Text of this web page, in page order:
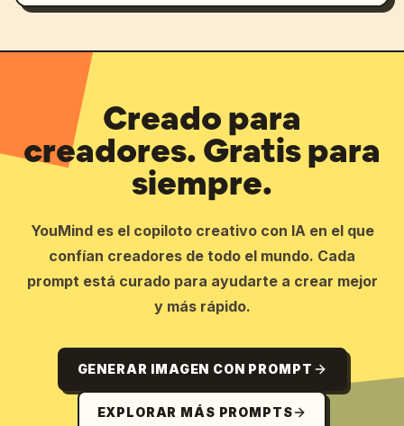
Creado para
creadores. Gratis para
siempre.
YouMind es el copiloto creativo con IA en el que
confían creadores de todo el mundo. Cada
prompt está curado para ayudarte a crear mejor
y más rápido.
GENERAR IMAGEN CON PROMPT
EXPLORAR MÁS PROMPTS